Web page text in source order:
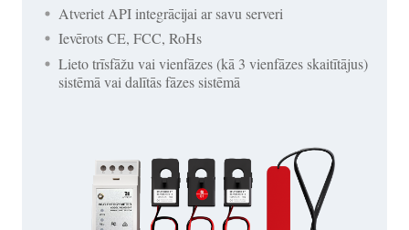
Atveriet API integrācijai ar savu serveri
Ievērots CE, FCC, RoHs
Lieto trīsfāžu vai vienfāzes (kā 3 vienfāzes skaitītājus)
sistēmā vai dalītās fāzes sistēmā